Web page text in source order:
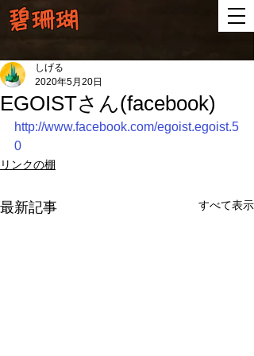
碧珊瑚
EGOISTさん(facebook)
しげる
2020年5月20日
http://www.facebook.com/egoist.egoist.5
0
リンクの棚
最新記事 すべて表示